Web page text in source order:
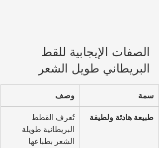
الصفات الإيجابية للقط
البريطاني طويل الشعر
سمة وصف
طبيعة هادئة ولطيفة
تُعرف القطط
البريطانية طويلة
الشعر بطباعها